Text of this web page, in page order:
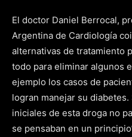
El doctor Daniel Berrocal,
Argentina de Cardiología
alternativas de tratamiento
todo para eliminar algunos
ejemplo los casos de
logran manejar su
iniciales de esta droga no
se pensaban en un